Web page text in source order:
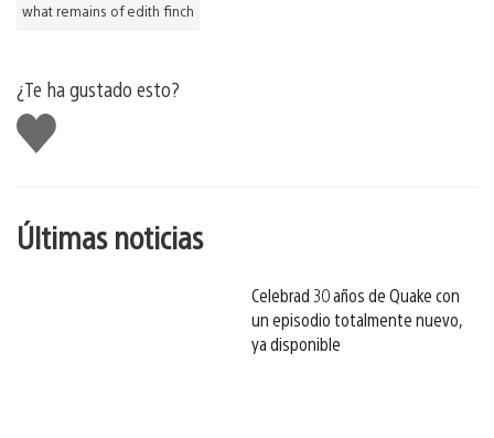
what remains of edith finch
¿Te ha gustado esto?
Me
gusta
Últimas noticias
Celebrad 30 años de Quake con
un episodio totalmente nuevo,
ya disponible